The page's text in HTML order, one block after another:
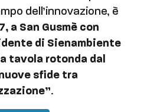
dell’innovazione, è
a San Gusmè con
di Sienambiente
tavola rotonda dal
sfide tra
.